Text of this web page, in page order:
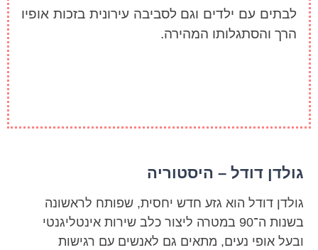
לבתים עם ילדים וגם לסביבה עירונית בזכות אופיו
הרך והסתגלותו המהירה.
גולדן דודל – היסטוריה
גולדן דודל הוא גזע חדש יחסית, שפותח לראשונה
בשנות ה־90 במטרה ליצור כלב שירות אינטליגנטי
ובעל אופי נעים, מתאים גם לאנשים עם רגישות